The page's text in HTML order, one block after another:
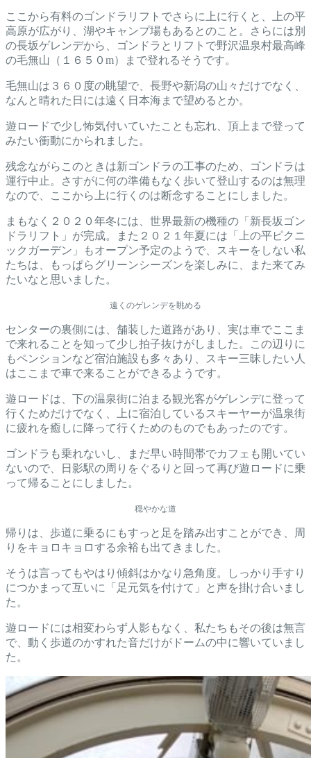
ここから有料のゴンドラリフトでさらに上に行くと、上の平
高原が広がり、湖やキャンプ場もあるとのこと。さらには別
の長坂ゲレンデから、ゴンドラとリフトで野沢温泉村最高峰
の毛無山（１６５０m）まで登れるそうです。
毛無山は３６０度の眺望で、長野や新潟の山々だけでなく、
なんと晴れた日には遠く日本海まで望めるとか。
遊ロードで少し怖気付いていたことも忘れ、頂上まで登って
みたい衝動にかられました。
残念ながらこのときは新ゴンドラの工事のため、ゴンドラは
運行中止。さすがに何の準備もなく歩いて登山するのは無理
なので、ここから上に行くのは断念することにしました。
まもなく２０２０年冬には、世界最新の機種の「新長坂ゴン
ドラリフト」が完成。また２０２１年夏には「上の平ピクニ
ックガーデン」もオープン予定のようで、スキーをしない私
たちは、もっぱらグリーンシーズンを楽しみに、また来てみ
たいなと思いました。
遠くのゲレンデを眺める
センターの裏側には、舗装した道路があり、実は車でここま
で来れることを知って少し拍子抜けがしました。この辺りに
もペンションなど宿泊施設も多々あり、スキー三昧したい人
はここまで車で来ることができるようです。
遊ロードは、下の温泉街に泊まる観光客がゲレンデに登って
行くためだけでなく、上に宿泊しているスキーヤーが温泉街
に疲れを癒しに降って行くためのものでもあったのです。
ゴンドラも乗れないし、まだ早い時間帯でカフェも開いてい
ないので、日影駅の周りをぐるりと回って再び遊ロードに乗
って帰ることにしました。
穏やかな道
帰りは、歩道に乗るにもすっと足を踏み出すことができ、周
りをキョロキョロする余裕も出てきました。
そうは言ってもやはり傾斜はかなり急角度。しっかり手すり
につかまって互いに「足元気を付けて」と声を掛け合いまし
た。
遊ロードには相変わらず人影もなく、私たちもその後は無言
で、動く歩道のかすれた音だけがドームの中に響いていまし
た。